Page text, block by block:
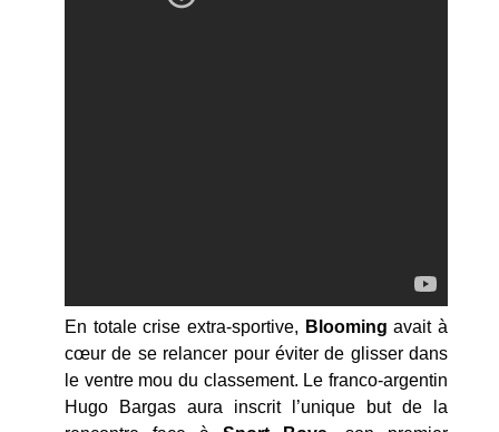
En totale crise extra-sportive, Blooming avait à
cœur de se relancer pour éviter de glisser dans
le ventre mou du classement. Le franco-argentin
Hugo Bargas aura inscrit l’unique but de la